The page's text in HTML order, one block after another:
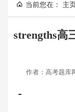
当前您在： 主
strengths高
作者：高考题库
-